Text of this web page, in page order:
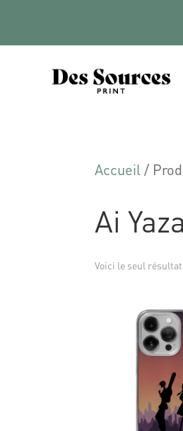
Accueil /
Ai
Voici le seul résultat